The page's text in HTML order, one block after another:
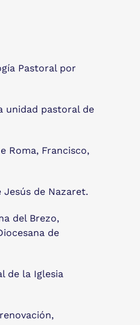
Pastoral por
unidad pastoral de
Roma, Francisco,
de Nazaret.
del Brezo,
de
de la Iglesia